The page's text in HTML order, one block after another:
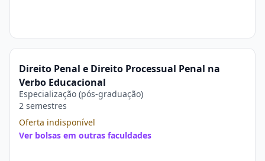
Direito Penal e Direito Processual Penal na
Verbo Educacional
Especialização (pós-graduação)
2 semestres
Oferta indisponível
Ver bolsas em outras faculdades